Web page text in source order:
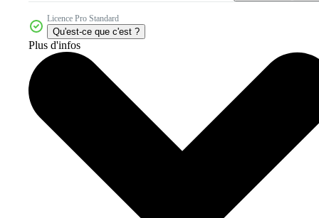
Licence Pro Standard
Qu'est-ce que c'est ?
Plus d'infos